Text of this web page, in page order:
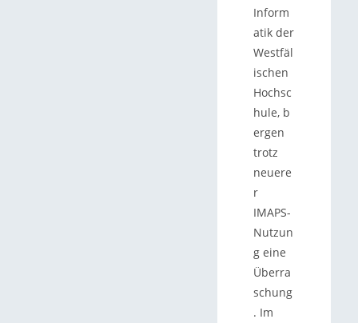
Inform
atik der
Westfäl
ischen
Hochsc
hule, b
ergen
trotz
neuere
r
IMAPS-
Nutzun
g eine
Überra
schung
. Im